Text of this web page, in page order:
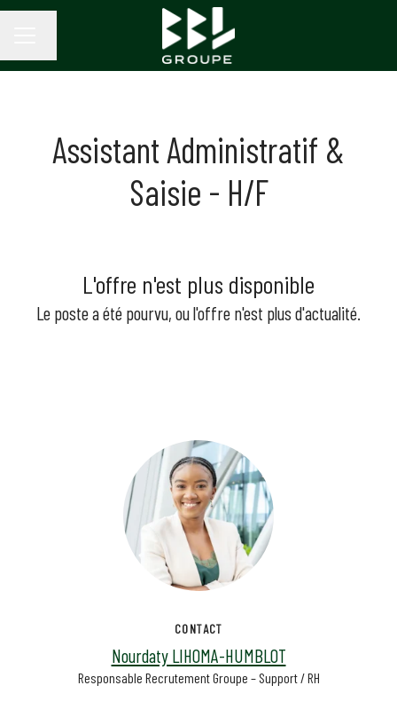
Assistant Administratif &
Saisie - H/F
L'offre n'est plus disponible
Le poste a été pourvu, ou l'offre n'est plus d'actualité.
CONTACT
Nourdaty LIHOMA-HUMBLOT
Responsable Recrutement Groupe – Support / RH